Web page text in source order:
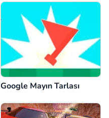
Google Mayın Tarlası